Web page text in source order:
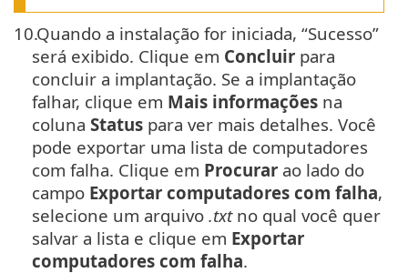
10.Quando a instalação for iniciada, “Sucesso”
será exibido. Clique em Concluir para
concluir a implantação. Se a implantação
falhar, clique em Mais informações na
coluna Status para ver mais detalhes. Você
pode exportar uma lista de computadores
com falha. Clique em Procurar ao lado do
campo Exportar computadores com falha,
selecione um arquivo .txtno qual você quer
salvar a lista e clique em Exportar
computadores com falha.